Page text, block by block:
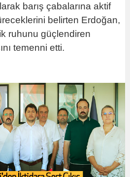
barış çabalarına aktif
belirten Erdoğan,
ruhunu güçlendiren
temenni etti.